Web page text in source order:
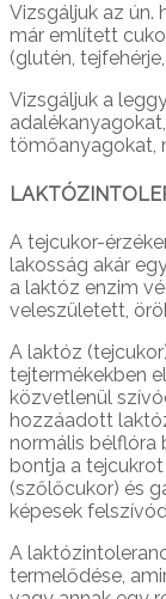
Vizsgáljuk az ún.
már említett
(glutén,
Vizsgáljuk a
tömőanyagokat,
A tejcukor-
lakosság akár
a laktóz enzim
veleszületett,
A laktóz
tejtermékekben
közvetlenül
hozzáadott
normális bélflóra
bontja a
(szőlőcukor) és
képesek
A
termelődése,